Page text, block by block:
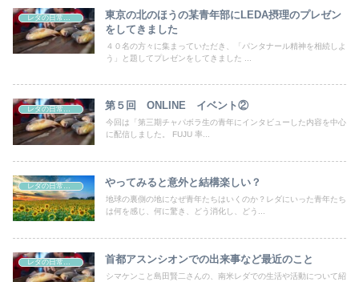
東京の北のほうの某青年部にLEDA摂理のプレゼン
をしてきました
４０名の方々に集まっていただき、「パンタナール精神を相続しよ
う」と題してプレゼンをしてきました ...
第５回 ONLINE イベント②
今回は「第三期チャパボラ生の青年にインタビューした内容を中心
に配信しました。 FUJU 率...
やってみると意外と結構楽しい？
地球の裏側の地になぜ青年たちはいくのか？レダにいった青年たち
は何を感じ、何に驚き、どう消化し、どう...
レダの日常、日本の非日常 首都アスンシオンでの出来事など最近のこと
シマケンこと島田賢二さんの、南米レダでの生活や活動について紹